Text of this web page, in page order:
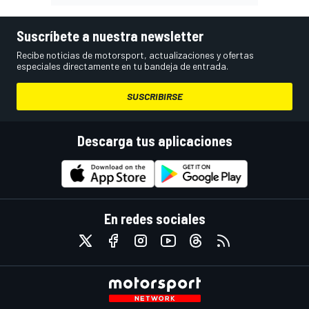
Suscríbete a nuestra newsletter
Recibe noticias de motorsport, actualizaciones y ofertas
especiales directamente en tu bandeja de entrada.
SUSCRIBIRSE
Descarga tus aplicaciones
En redes sociales